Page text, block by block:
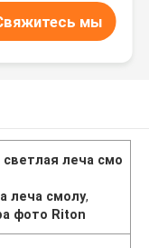
мы
леча смо
леча смолу,
фото Riton